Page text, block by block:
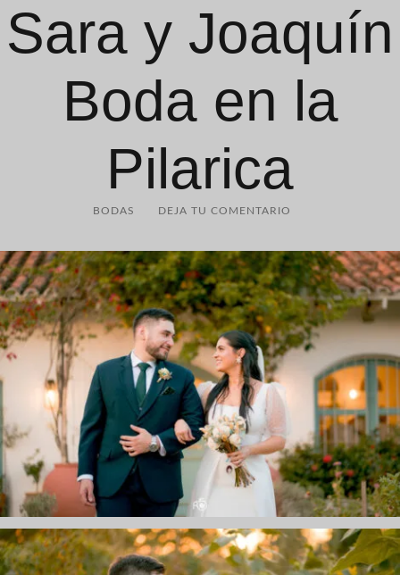
Sara y Joaquín
Boda en la
Pilarica
BODAS DEJA TU COMENTARIO